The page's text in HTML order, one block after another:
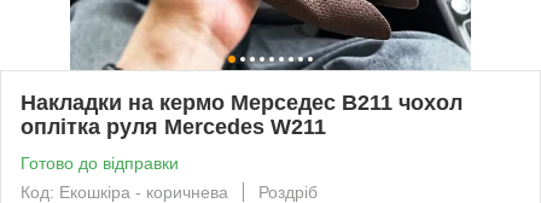
Накладки на кермо Мерседес В211 чохол
оплітка руля Mercedes W211
Готово до відправки
Код: Екошкіра - коричнева
Роздріб